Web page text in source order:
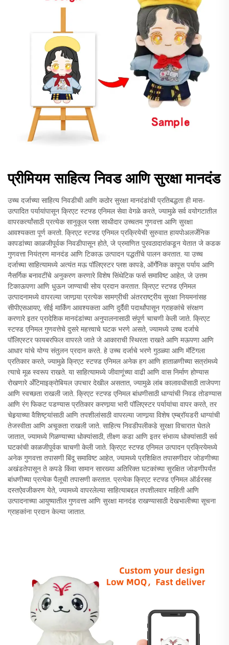
प्रीमियम साहित्य निवड आणि सुरक्षा मानदंड
उच्च दर्जाच्या साहित्य निवडीची आणि कठोर सुरक्षा मानदंडांची प्रतिबद्धता ही मास-
उत्पादित पर्यायांपासून क्रिएट स्टफ्ड एनिमल सेवा वेगळे करते, ज्यामुळे सर्व वयोगटातील
वापरकर्त्यांसाठी प्रत्येक सानुकूल प्लश साथीदार उच्चतम गुणवत्ता आणि सुरक्षा
आवश्यकता पूर्ण करतो. क्रिएट स्टफ्ड एनिमल प्रक्रियेची सुरुवात हायपोअलर्जेनिक
कापडांच्या काळजीपूर्वक निवडीपासून होते, जे प्रमाणित पुरवठादारांकडून येतात जे कडक
गुणवत्ता नियंत्रण मानदंड आणि टिकाऊ उत्पादन पद्धतींचे पालन करतात. या उच्च
दर्जाच्या साहित्यामध्ये अत्यंत मऊ पॉलिएस्टर प्लश कापडे, ऑर्गॅनिक कापूस पर्याय आणि
नैसर्गिक बनावटींचे अनुकरण करणारे विशेष सिंथेटिक फर्स समाविष्ट आहेत, जे उत्तम
टिकाऊपणा आणि धुऊन जाण्याची सोय प्रदान करतात. क्रिएट स्टफ्ड एनिमल
उत्पादनामध्ये वापरल्या जाणार्‍या प्रत्येक सामग्रीची अंतरराष्ट्रीय सुरक्षा नियमनांसह
सीपीएसआयए, सीई मार्किंग आवश्यकता आणि दुर्दैवी पदार्थांपासून ग्राहकांचे संरक्षण
करणारे इतर प्रादेशिक मानदंडांच्या अनुपालनासाठी संपूर्ण चाचणी केली जाते. क्रिएट
स्टफ्ड एनिमल गुणवत्तेचे दुसरे महत्त्वाचे घटक भरणे असते, ज्यामध्ये उच्च दर्जाचे
पॉलिएस्टर फायबरफिल वापरले जाते जे आकाराची स्थिरता राखते आणि मऊपणा आणि
आधार यांचे योग्य संतुलन प्रदान करते. हे उच्च दर्जाचे भरणे गुठळ्या आणि मॅटिंगला
प्रतिकार करते, ज्यामुळे क्रिएट स्टफ्ड एनिमल अनेक हग आणि हाताळणीच्या सत्रांमध्ये
त्याचे मूळ स्वरूप राखते. या साहित्यामध्ये जीवाणूंच्या वाढी आणि वास निर्माण होण्यास
रोखणारे अँटिमाइक्रोबियल उपचार देखील असतात, ज्यामुळे लांब कालावधीसाठी ताजेपणा
आणि स्वच्छता राखली जाते. क्रिएट स्टफ्ड एनिमल बांधणीसाठी धाग्यांची निवड तोडण्यास
आणि रंग फिकट पडण्यास प्रतिकार करणार्‍या भारी पॉलिएस्टर पर्यायांचा वापर करते, तर
चेहर्‍याच्या वैशिष्ट्यांसाठी आणि तपशीलांसाठी वापरल्या जाणार्‍या विशेष एम्ब्रॉयडरी धाग्यांची
तेजस्वीता आणि अचूकता राखली जाते. साहित्य निवडीपलीकडे सुरक्षा विचारात घेतले
जातात, ज्यामध्ये गिळण्याच्या धोक्यांसाठी, तीक्ष्ण कडा आणि इतर संभाव्य धोक्यांसाठी सर्व
घटकांची काळजीपूर्वक चाचणी केली जाते. क्रिएट स्टफ्ड एनिमल उत्पादन प्रक्रियेमध्ये
अनेक गुणवत्ता तपासणी बिंदू समाविष्ट आहेत, ज्यामध्ये प्रशिक्षित तपासणीदार जोडणीच्या
अखंडतेपासून ते कपडे किंवा सामान सारख्या अतिरिक्त घटकांच्या सुरक्षित जोडणीपर्यंत
बांधणीच्या प्रत्येक पैलूची तपासणी करतात. प्रत्येक क्रिएट स्टफ्ड एनिमल ऑर्डरसह
दस्तऐवजीकरण येते, ज्यामध्ये वापरलेल्या साहित्याबद्दल तपशीलवार माहिती आणि
उत्पादनाच्या आयुष्यातील गुणवत्ता आणि सुरक्षा मानदंड राखण्यासाठी देखभालीच्या सूचना
ग्राहकांना प्रदान केल्या जातात.